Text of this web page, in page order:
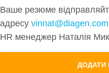
ДОДАТИ
Ваше резюме
адресу
HR менеджер Наталія